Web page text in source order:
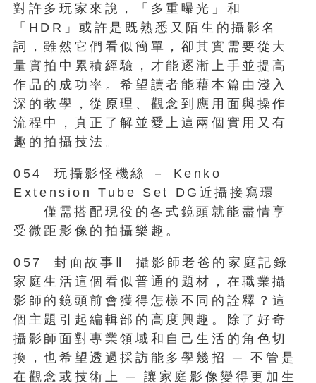
對許多玩家來說，「多重曝光」和
「HDR」或許是既熟悉又陌生的攝影名
詞，雖然它們看似簡單，卻其實需要從大
量實拍中累積經驗，才能逐漸上手並提高
作品的成功率。希望讀者能藉本篇由淺入
深的教學，從原理、觀念到應用面與操作
流程中，真正了解並愛上這兩個實用又有
趣的拍攝技法。
054 玩攝影怪機絲 － Kenko
Extension Tube Set DG近攝接寫環
僅需搭配現役的各式鏡頭就能盡情享
受微距影像的拍攝樂趣。
057 封面故事Ⅱ 攝影師老爸的家庭記錄
家庭生活這個看似普通的題材，在職業攝
影師的鏡頭前會獲得怎樣不同的詮釋？這
個主題引起編輯部的高度興趣。除了好奇
攝影師面對專業領域和自己生活的角色切
換，也希望透過採訪能多學幾招 ─ 不管是
在觀念或技術上 ─ 讓家庭影像變得更加生